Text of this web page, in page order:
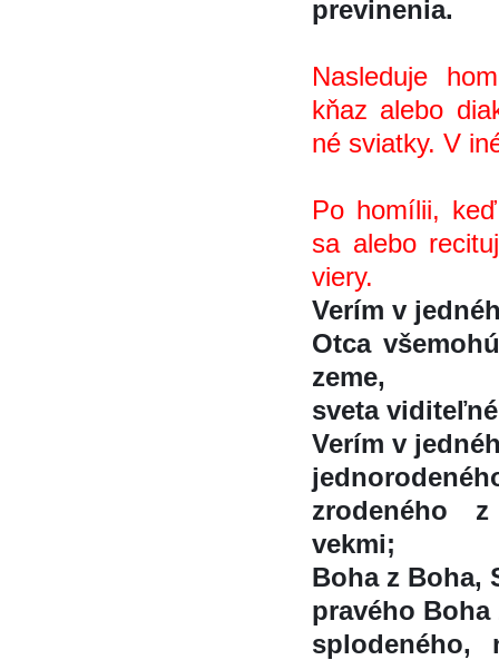
previnenia.
Nasleduje
kňaz alebo
né sviatky. V
Po homílii,
sa alebo
viery.
Verím v
Otca
zeme,
sveta
Verím v
zrodeného
vekmi;
Boha z Boha,
pravého
splodeného,